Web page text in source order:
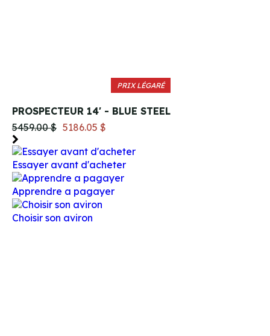
PRIX LÉGARÉ
PROSPECTEUR 14' - BLUE STEEL
5459.00 $ 5186.05 $
Essayer avant d'acheter
Apprendre a pagayer
Choisir son aviron